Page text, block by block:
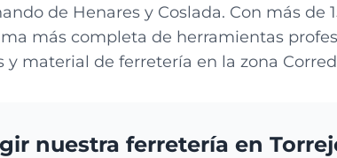
de Henares y Coslada. Con más de
más completa de herramientas
y material de ferretería en la zona
nuestra ferretería en